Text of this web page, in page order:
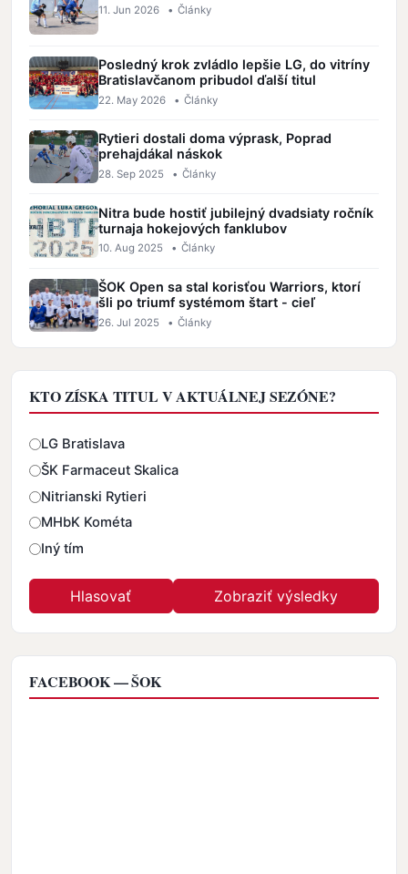
11. Jun 2026 • Články
Posledný krok zvládlo lepšie LG, do vitríny
Bratislavčanom pribudol ďalší titul
22. May 2026 • Články
Rytieri dostali doma výprask, Poprad
prehajdákal náskok
28. Sep 2025 • Články
Nitra bude hostiť jubilejný dvadsiaty ročník
turnaja hokejových fanklubov
10. Aug 2025 • Články
ŠOK Open sa stal korisťou Warriors, ktorí
šli po triumf systémom štart - cieľ
26. Jul 2025 • Články
KTO ZÍSKA TITUL V AKTUÁLNEJ SEZÓNE?
Odpovede
LG Bratislava
ŠK Farmaceut Skalica
Nitrianski Rytieri
MHbK Kométa
Iný tím
FACEBOOK — ŠOK